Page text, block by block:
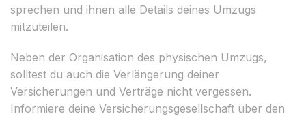
sprechen und ihnen alle Details deines Umzugs
mitzuteilen.
Neben der Organisation des physischen Umzugs,
solltest du auch die Verlängerung deiner
Versicherungen und Verträge nicht vergessen.
Informiere deine Versicherungsgesellschaft über den